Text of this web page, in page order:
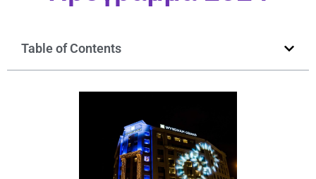
Table of Contents